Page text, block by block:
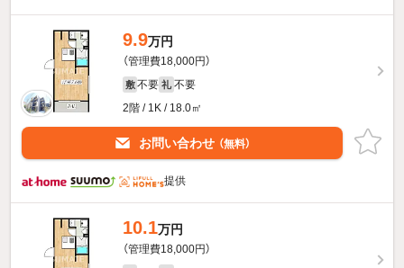
9.9万円
（管理費18,000円）
敷 不要 礼 不要
2階 / 1K / 18.0㎡
お問い合わせ （無料）
提供
10.1万円
（管理費18,000円）